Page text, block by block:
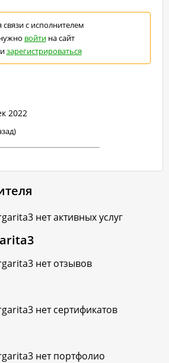
связи с исполнителем
войтина сайт
зарегистрироваться
2022
нет активных услуг
нет отзывов
нет сертификатов
нет портфолио